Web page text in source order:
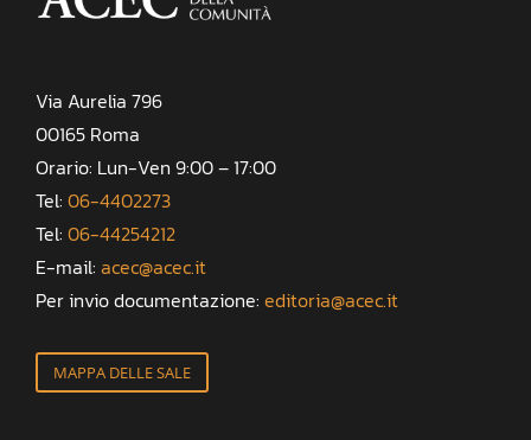
Via Aurelia 796
00165 Roma
Orario: Lun-Ven 9:00 – 17:00
Tel: 06-4402273
Tel: 06-44254212
E-mail: acec@acec.it
Per invio documentazione: editoria@acec.it
MAPPA DELLE SALE